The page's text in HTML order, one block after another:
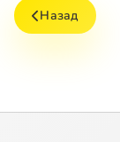
Назад